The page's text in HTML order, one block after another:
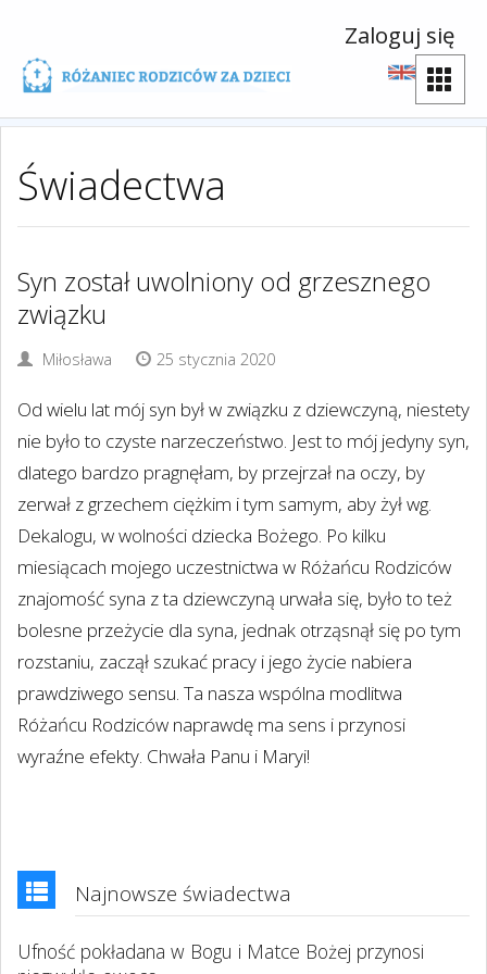
Zaloguj się
Świadectwa
Syn został uwolniony od grzesznego
związku
Miłosława 25 stycznia 2020
Od wielu lat mój syn był w związku z dziewczyną, niestety
nie było to czyste narzeczeństwo. Jest to mój jedyny syn,
dlatego bardzo pragnęłam, by przejrzał na oczy, by
zerwał z grzechem ciężkim i tym samym, aby żył wg.
Dekalogu, w wolności dziecka Bożego. Po kilku
miesiącach mojego uczestnictwa w Różańcu Rodziców
znajomość syna z ta dziewczyną urwała się, było to też
bolesne przeżycie dla syna, jednak otrząsnął się po tym
rozstaniu, zaczął szukać pracy i jego życie nabiera
prawdziwego sensu. Ta nasza wspólna modlitwa
Różańcu Rodziców naprawdę ma sens i przynosi
wyraźne efekty. Chwała Panu i Maryi!
Najnowsze świadectwa
Ufność pokładana w Bogu i Matce Bożej przynosi